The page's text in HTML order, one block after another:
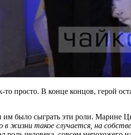
просто. В конце концов, герой
им было сыграть эти роли. Марине
в жизни такое случается, на